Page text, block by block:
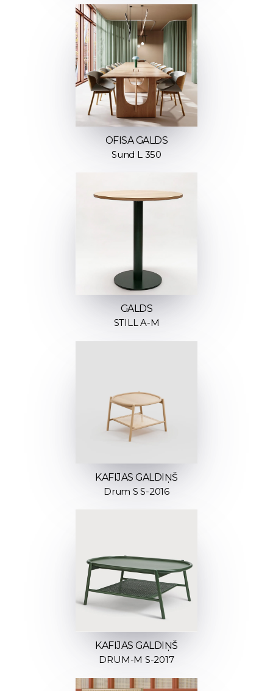
OFISA GALDS
Sund L 350
GALDS
STILL A-M
KAFIJAS GALDIŅŠ
Drum S S-2016
KAFIJAS GALDIŅŠ
DRUM-M S-2017